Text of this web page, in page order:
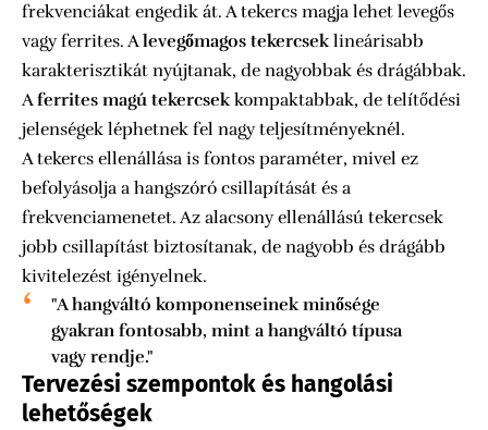
frekvenciákat engedik át. A tekercs magja lehet levegős
vagy ferrites. Alevegőmagos tekercseklineárisabb
karakterisztikát nyújtanak, de nagyobbak és drágábbak.
Aferrites magú tekercsekkompaktabbak, de telítődési
jelenségek léphetnek fel nagy teljesítményeknél.
A tekercs ellenállása is fontos paraméter, mivel ez
befolyásolja a hangszóró csillapítását és a
frekvenciamenetet. Az alacsony ellenállású tekercsek
jobb csillapítást biztosítanak, de nagyobb és drágább
kivitelezést igényelnek.
"A hangváltó komponenseinek minősége
gyakran fontosabb, mint a hangváltó típusa
vagy rendje."
Tervezési szempontok és hangolási
lehetőségek